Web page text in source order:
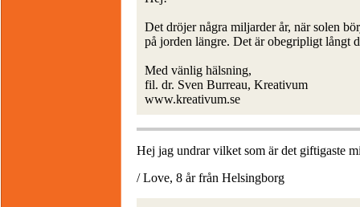
Det dröjer några miljarder år, när solen
på jorden längre. Det är obegripligt långt
Med vänlig hälsning,
fil. dr. Sven Burreau, Kreativum
www.kreativum.se
Hej jag undrar vilket som är det giftigaste
/ Love, 8 år från Helsingborg